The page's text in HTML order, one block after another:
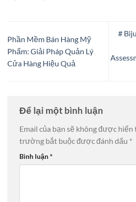
Phần Mềm Bán Hàng Mỹ
Phẩm: Giải Pháp Quản Lý
Cửa Hàng Hiệu Quả
#
Để lại một bình luận
Email của bạn sẽ không được hiển
trường bắt buộc được đánh dấu *
Bình luận*